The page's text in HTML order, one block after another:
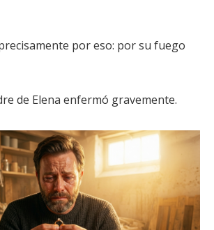
por eso: por su fuego
de Elena enfermó gravemente.